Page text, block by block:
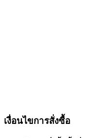
เงื่อนไขการสั่งซื้อ